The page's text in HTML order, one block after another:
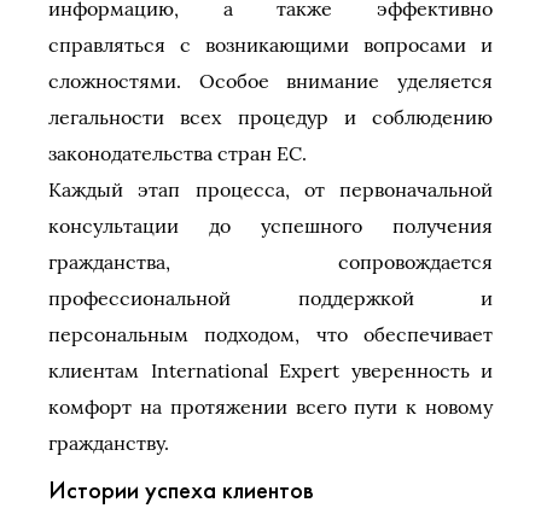
информацию, а также эффективно
справляться с возникающими вопросами и
сложностями. Особое внимание уделяется
легальности всех процедур и соблюдению
законодательства стран ЕС.
Каждый этап процесса, от первоначальной
консультации до успешного получения
гражданства, сопровождается
профессиональной поддержкой и
персональным подходом, что обеспечивает
клиентам International Expert уверенность и
комфорт на протяжении всего пути к новому
гражданству.
Истории успеха клиентов